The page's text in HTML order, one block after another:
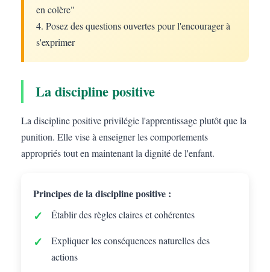
en colère"
4. Posez des questions ouvertes pour l'encourager à
s'exprimer
La discipline positive
La discipline positive privilégie l'apprentissage plutôt que la
punition. Elle vise à enseigner les comportements
appropriés tout en maintenant la dignité de l'enfant.
Principes de la discipline positive :
Établir des règles claires et cohérentes
Expliquer les conséquences naturelles des
actions